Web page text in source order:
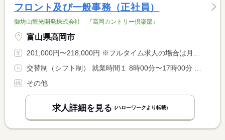
フロント及び一般事務（正社員）
御坊山観光開発株式会社 『高岡カントリー倶楽部』
富山県高岡市
201,000円〜218,000円 ※フルタイム求人の場合は月額（換算額）、パート求人の場合は時間額を表示しています。
その他
求人詳細を見る (ハローワークより転載)